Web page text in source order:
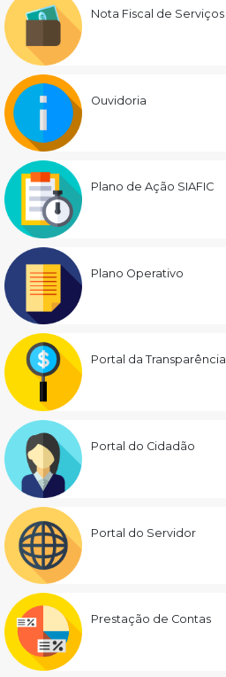
Nota Fiscal de Serviços
Ouvidoria
Plano de Ação SIAFIC
Plano Operativo
Portal da Transparência
Portal do Cidadão
Portal do Servidor
Prestação de Contas